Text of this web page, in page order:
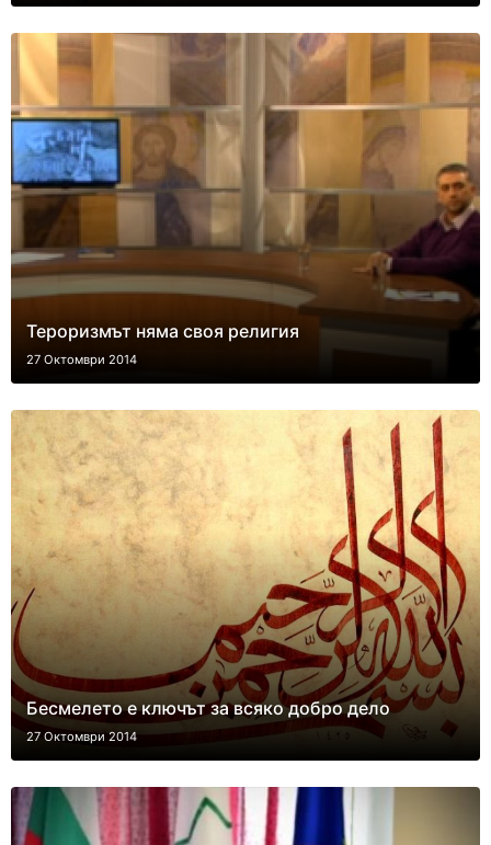
Тероризмът няма своя религия
27 Октомври 2014
Бесмелето е ключът за всяко добро дело
27 Октомври 2014